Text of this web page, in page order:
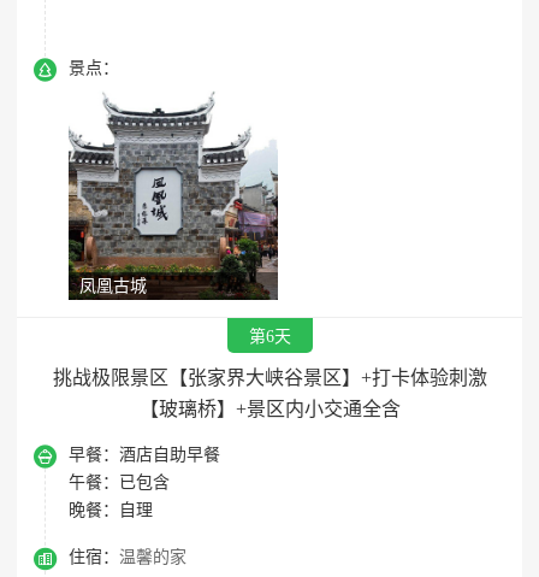
 景点：
凤凰古城
第6天
挑战极限景区【张家界大峡谷景区】+打卡体验刺激
【玻璃桥】+景区内小交通全含
 早餐： 酒店自助早餐
午餐：
已包含
晚餐：
自理
 住宿： 温馨的家